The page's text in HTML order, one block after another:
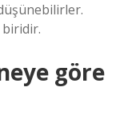
göre